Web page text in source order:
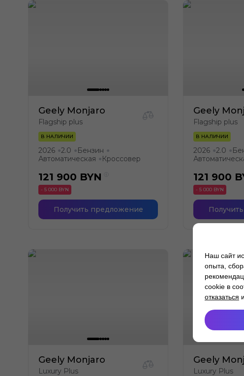
Geely Monjaro
Flagship plus
В НАЛИЧИИ
2026 ●2.0 ● Бензин ●
Автоматическая ● Кроссовер
121 900 BYN
- 5 000 BYN
Получить предложение
Geely
Flagship plus
В НАЛИЧИИ
2026 ●2.0 ●
121 900
- 5 000 BYN
Geely Monjaro
Luxury Plus
Geely
Luxury Plus
Наш сайт
опыта,
cookie в
отказаться